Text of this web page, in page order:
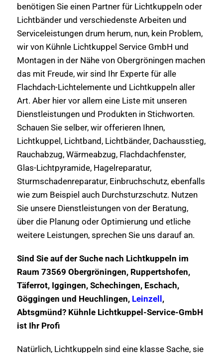
benötigen Sie einen Partner für Lichtkuppeln oder
Lichtbänder und verschiedenste Arbeiten und
Serviceleistungen drum herum, nun, kein Problem,
wir von Kühnle Lichtkuppel Service GmbH und
Montagen in der Nähe von Obergröningen machen
das mit Freude, wir sind Ihr Experte für alle
Flachdach-Lichtelemente und Lichtkuppeln aller
Art. Aber hier vor allem eine Liste mit unseren
Dienstleistungen und Produkten in Stichworten.
Schauen Sie selber, wir offerieren Ihnen,
Lichtkuppel, Lichtband, Lichtbänder, Dachausstieg,
Rauchabzug, Wärmeabzug, Flachdachfenster,
Glas-Lichtpyramide, Hagelreparatur,
Sturmschadenreparatur, Einbruchschutz, ebenfalls
wie zum Beispiel auch Durchsturzschutz. Nutzen
Sie unsere Dienstleistungen von der Beratung,
über die Planung oder Optimierung und etliche
weitere Leistungen, sprechen Sie uns darauf an.
Sind Sie auf der Suche nach Lichtkuppeln im
Raum 73569 Obergröningen, Ruppertshofen,
Täferrot, Iggingen, Schechingen, Eschach,
Göggingen und Heuchlingen, Leinzell,
Abtsgmünd? Kühnle Lichtkuppel-Service-GmbH
ist Ihr Profi
Natürlich, Lichtkuppeln sind eine klasse Sache, sie